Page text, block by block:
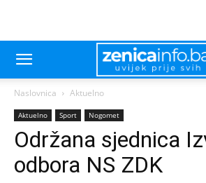
Naslovnica Aktuelno
Aktuelno Sport Nogomet
Održana sjednica
odbora NS ZDK